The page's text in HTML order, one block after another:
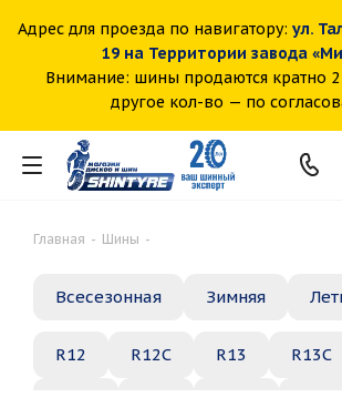
Адрес для проезда по навигатору: ул.
19 на Территории завода
Внимание: шины продаются кратно 2
другое кол-во — по
Главная - Шины -
Всесезонная Зимняя
R12 R12C R13 R13C